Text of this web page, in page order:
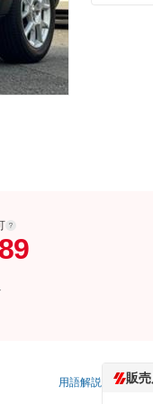
用語解説 販